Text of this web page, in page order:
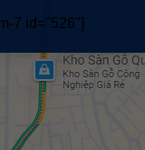
7 id="526"]